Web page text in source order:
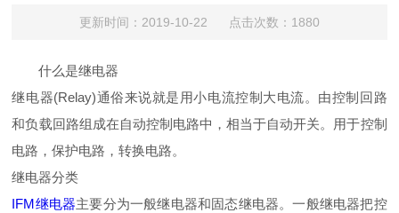
更新时间：2019-10-22 点击次数：1880
什么是继电器
继电器(Relay)通俗来说就是用小电流控制大电流。由控制回路
和负载回路组成在自动控制电路中，相当于自动开关。用于控制
电路，保护电路，转换电路。
继电器分类
IFM继电器主要分为一般继电器和固态继电器。一般继电器把控